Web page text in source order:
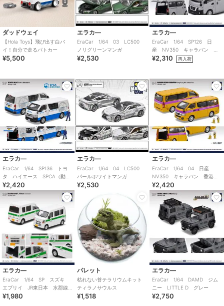
ダッドウェイ
【Hola Toys】飛び出す白バ
イ！自分で走るパトカー
¥5,500
エラカ―
EraCar 1/64 03 LC500
ノリグリーンマンガ
¥2,530
エラカ―
EraCar 1/64 SP126 日
産 NV350 キャラバン シ
ルバー 日本限定カラー
¥2,310 再入荷
エラカ―
EraCar 1/64 SP136 トヨ
タ ハイエース SPCA（動物
虐待防止協会）レスキューバ
ン
¥2,420
エラカ―
EraCar 1/64 04 LC500
パールホワイトマンガ
¥2,530
エラカ―
EraCar 1/64 04 日産
NV350 キャラバン 香港ミ
ニスクールバス
¥2,420
エラカ―
EraCar 1/64 SP スズキ
エブリイ JR東日本 水郡線
営業所（日本限定）
¥1,980
パレット
枯れない苔テラリウムキット
ティラノサウルス
¥1,518
エラカ―
EraCar 1/64 DAMD ジム
ニー LITTLE D グレー
¥2,750